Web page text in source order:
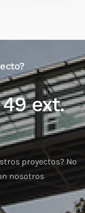
ext.
proyectos? No
nosotros